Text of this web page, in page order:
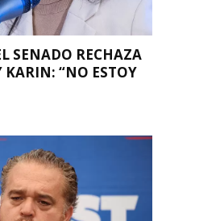
SENADO RECHAZA
KARIN: “NO ESTOY